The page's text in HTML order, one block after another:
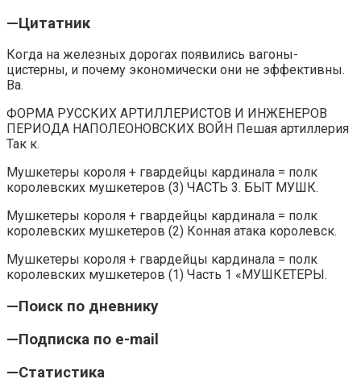
—Цитатник
Когда на железных дорогах появились вагоны-
цистерны, и почему экономически они не эффективны.
Ва.
ФОРМА РУССКИХ АРТИЛЛЕРИСТОВ И ИНЖЕНЕРОВ
ПЕРИОДА НАПОЛЕОНОВСКИХ ВОЙН Пешая артиллерия
Так к.
Мушкетеры короля + гвардейцы кардинала = полк
королевских мушкетеров (3) ЧАСТЬ 3. БЫТ МУШК.
Мушкетеры короля + гвардейцы кардинала = полк
королевских мушкетеров (2) Конная атака королевск.
Мушкетеры короля + гвардейцы кардинала = полк
королевских мушкетеров (1) Часть 1 «МУШКЕТЕРЫ.
—Поиск по дневнику
—Подписка по e-mail
—Статистика